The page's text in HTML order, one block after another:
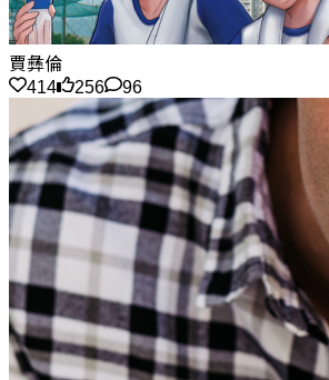
賈彝倫
414
256 96